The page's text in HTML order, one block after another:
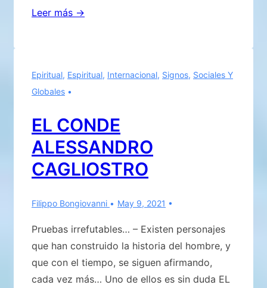
FÁTIMA
CONVERSIÓN
DE
…»PRIMERA
PARTE
Leer más →
Epiritual, Espiritual, Internacional, Signos, Sociales Y
Globales
EL CONDE
ALESSANDRO
CAGLIOSTRO
Filippo Bongiovanni May 9, 2021
Pruebas irrefutables… – Existen personajes
que han construido la historia del hombre, y
que con el tiempo, se siguen afirmando,
cada vez más… Uno de ellos es sin duda EL